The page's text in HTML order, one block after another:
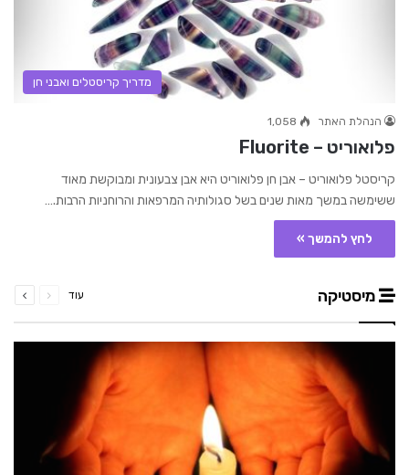
מדריך קריסטלים ואבני חן
הנהלת האתר 1,058
פלואוריט – Fluorite
קריסטל פלואוריט – אבן חן פלואוריט היא אבן צבעונית ומבוקשת מאוד
ששימשה במשך מאות שנים בשל סגולותיה המרפאות והרוחניות הרבות.…
לחץ להמשך »
מיסטיקה עודעמוד
עמוד